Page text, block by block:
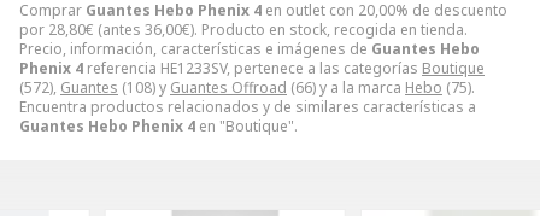
Comprar Guantes Hebo Phenix 4 en outlet con 20,00% de descuento
por 28,80€ (antes 36,00€). Producto en stock, recogida en tienda.
Precio, información, características e imágenes de Guantes Hebo
Phenix 4 referencia HE1233SV, pertenece a las categorías Boutique
(572), Guantes (108) y Guantes Offroad (66) y a la marca Hebo (75).
Encuentra productos relacionados y de similares características a
Guantes Hebo Phenix 4 en "Boutique".